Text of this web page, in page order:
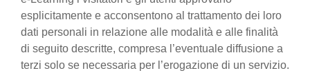
esplicitamente e acconsentono al trattamento dei loro
dati personali in relazione alle modalità e alle finalità
di seguito descritte, compresa l’eventuale diffusione a
terzi solo se necessaria per l’erogazione di un servizio.